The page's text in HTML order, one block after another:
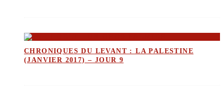
CHRONIQUES DU LEVANT : LA PALESTINE
(JANVIER 2017) – JOUR 9